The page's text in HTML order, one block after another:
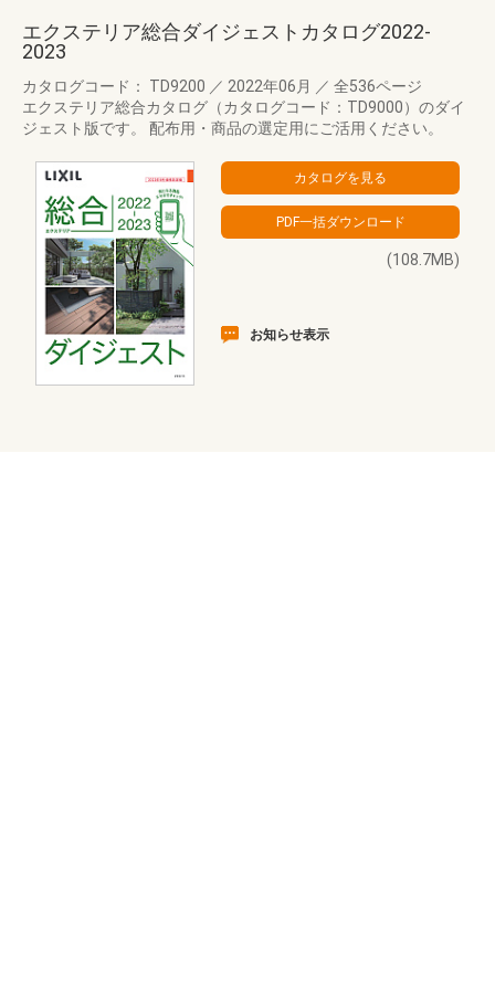
エクステリア総合ダイジェストカタログ2022-
2023
カタログコード： TD9200 ／ 2022年06月 ／ 全536ページ
エクステリア総合カタログ（カタログコード：TD9000）のダイ
ジェスト版です。 配布用・商品の選定用にご活用ください。
(108.7MB)
お知らせ表示